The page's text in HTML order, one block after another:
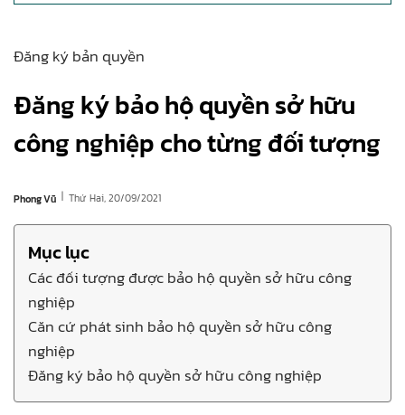
Đăng ký bản quyền
Đăng ký bảo hộ quyền sở hữu
công nghiệp cho từng đối tượng
Phong Vũ | Thứ Hai, 20/09/2021
Mục lục
Các đối tượng được bảo hộ quyền sở hữu công
nghiệp
Căn cứ phát sinh bảo hộ quyền sở hữu công
nghiệp
Đăng ký bảo hộ quyền sở hữu công nghiệp